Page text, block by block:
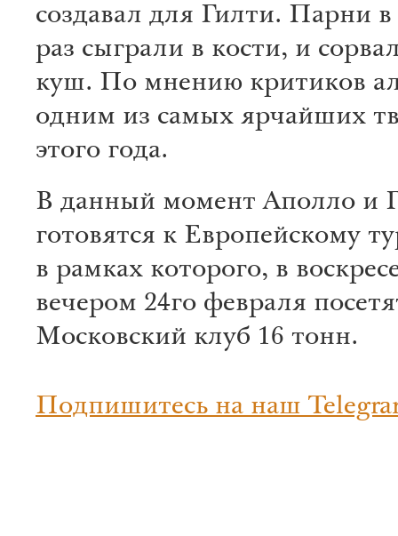
создавал для Гилти. Парни
раз сыграли в кости, и
куш. По мнению критиков
одним из самых ярчайших
этого года.
В данный момент Аполло и
готовятся к Европейскому
в рамках которого, в
вечером 24го февраля
Московский клуб 16 тонн.
Подпишитесь на наш